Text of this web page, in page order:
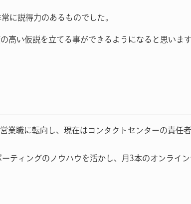
に説得力のあるものでした。
高い仮説を立てる事ができるようになると思います
業職に転向し、現在はコンタクトセンターの責任
ティングのノウハウを活かし、月3本のオンライ